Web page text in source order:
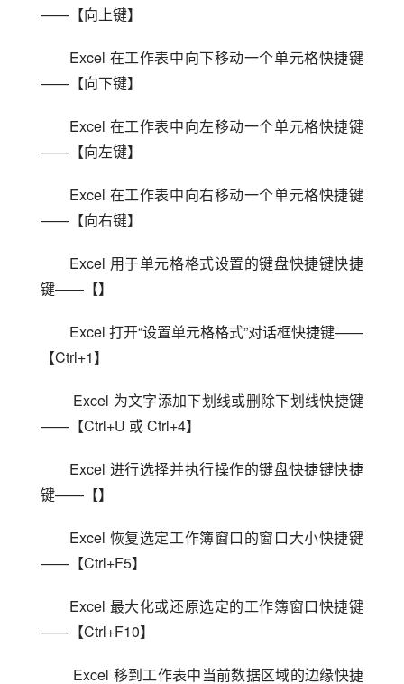
——【向上键】
Excel 在工作表中向下移动一个单元格快捷键
——【向下键】
Excel 在工作表中向左移动一个单元格快捷键
——【向左键】
Excel 在工作表中向右移动一个单元格快捷键
——【向右键】
Excel 用于单元格格式设置的键盘快捷键快捷
键——【】
Excel 打开“设置单元格格式”对话框快捷键——
【Ctrl+1】
——【Ctrl+U 或 Ctrl+4】
Excel 进行选择并执行操作的键盘快捷键快捷
键——【】
Excel 恢复选定工作簿窗口的窗口大小快捷键
——【Ctrl+F5】
Excel 最大化或还原选定的工作簿窗口快捷键
——【Ctrl+F10】